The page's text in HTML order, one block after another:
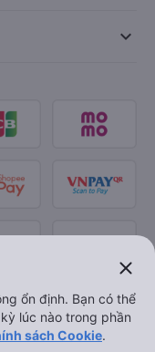
keyboard_arrow_down
close
ổn định. Bạn có thể
lúc nào trong phần
sách Cookie.